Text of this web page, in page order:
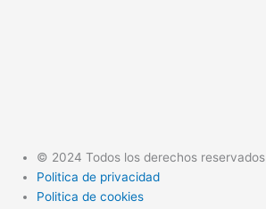
© 2024 Todos los derechos reservados
Politica de privacidad
Politica de cookies